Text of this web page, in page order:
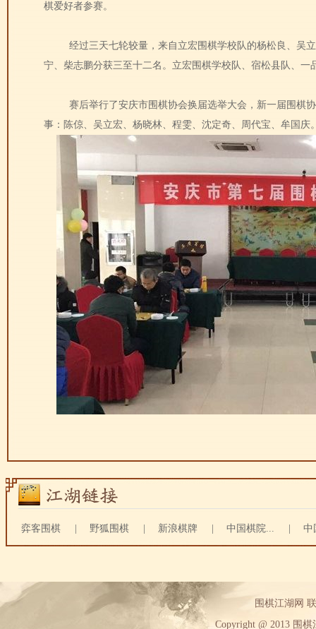
棋爱好者参赛。
经过三天七轮较量，来自立宏围棋学校队的杨松良、吴
宁、柴志鹏分获三至十二名。立宏围棋学校队、宿松县队、
赛后举行了安庆市围棋协会换届选举大会，新一届围
事：陈倞、吴立宏、杨晓林、程雯、沈定奇、周代宝、牟国庆
弈客围棋 野狐围棋 新浪棋牌 中国棋院... 中
围棋江湖网
Copyright @ 2013 围